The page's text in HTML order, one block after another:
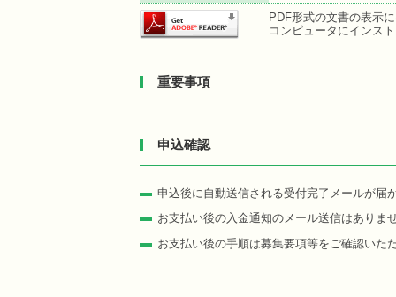
PDF形式の文書の表示
コンピュータにインス
重要事項
申込確認
申込後に自動送信される受付完了メールが届
お支払い後の入金通知のメール送信はありま
お支払い後の手順は募集要項等をご確認いた